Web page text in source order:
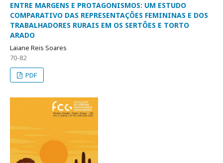
ENTRE MARGENS E PROTAGONISMOS: UM ESTUDO
COMPARATIVO DAS REPRESENTAÇÕES FEMININAS E DOS
TRABALHADORES RURAIS EM OS SERTÕES E TORTO
ARADO
Laiane Reis Soares
70-82
PDF